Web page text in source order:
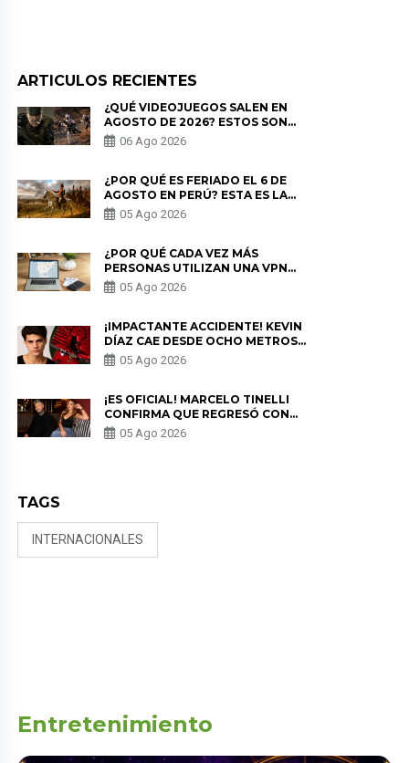
ARTICULOS RECIENTES
¿QUÉ VIDEOJUEGOS SALEN EN
AGOSTO DE 2026? ESTOS SON
LOS ESTRENOS MÁS ESPERADOS
06 Ago 2026
¿POR QUÉ ES FERIADO EL 6 DE
AGOSTO EN PERÚ? ESTA ES LA
HISTORIA
05 Ago 2026
¿POR QUÉ CADA VEZ MÁS
PERSONAS UTILIZAN UNA VPN
PARA PROTEGER SU
PRIVACIDAD?
05 Ago 2026
¡IMPACTANTE ACCIDENTE! KEVIN
DÍAZ CAE DESDE OCHO METROS
EN “ESTO ES GUERRA” Y GENERA
PREOCUPACIÓN
05 Ago 2026
¡ES OFICIAL! MARCELO TINELLI
CONFIRMA QUE REGRESÓ CON
MILETT FIGUEROA: “EL AMOR
PUDO MÁS”
05 Ago 2026
TAGS
INTERNACIONALES
Entretenimiento